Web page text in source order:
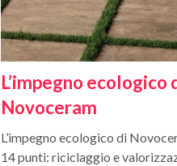
L’impegno ecologico
Novoceram
L’impegno ecologico di
14 punti: riciclaggio e